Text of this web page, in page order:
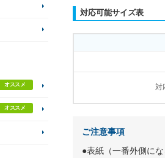
対応可能サイズ表
対
ご注意事項
●表紙（一番外側に
オススメ
オススメ